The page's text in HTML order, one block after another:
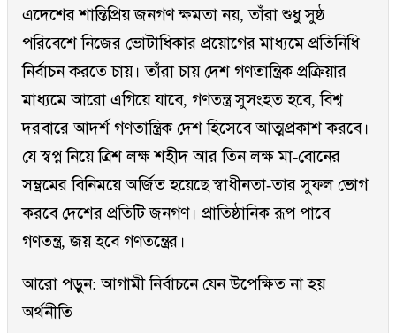
এদেশের শান্তিপ্রিয় জনগণ ক্ষমতা নয়, তাঁরা শুধু সুষ্ঠ
পরিবেশে নিজের ভোটাধিকার প্রয়োগের মাধ্যমে প্রতিনিধি
নির্বাচন করতে চায়। তাঁরা চায় দেশ গণতান্ত্রিক প্রক্রিয়ার
মাধ্যমে আরো এগিয়ে যাবে, গণতন্ত্র সুসংহত হবে, বিশ্ব
দরবারে আদর্শ গণতান্ত্রিক দেশ হিসেবে আত্মপ্রকাশ করবে।
যে স্বপ্ন নিয়ে ত্রিশ লক্ষ শহীদ আর তিন লক্ষ মা-বোনের
সম্ভ্রমের বিনিময়ে অর্জিত হয়েছে স্বাধীনতা-তার সুফল ভোগ
করবে দেশের প্রতিটি জনগণ। প্রাতিষ্ঠানিক রূপ পাবে
গণতন্ত্র, জয় হবে গণতন্ত্রের।
আরো পড়ুন:আগামী নির্বাচনে যেন উপেক্ষিত না হয়
অর্থনীতি